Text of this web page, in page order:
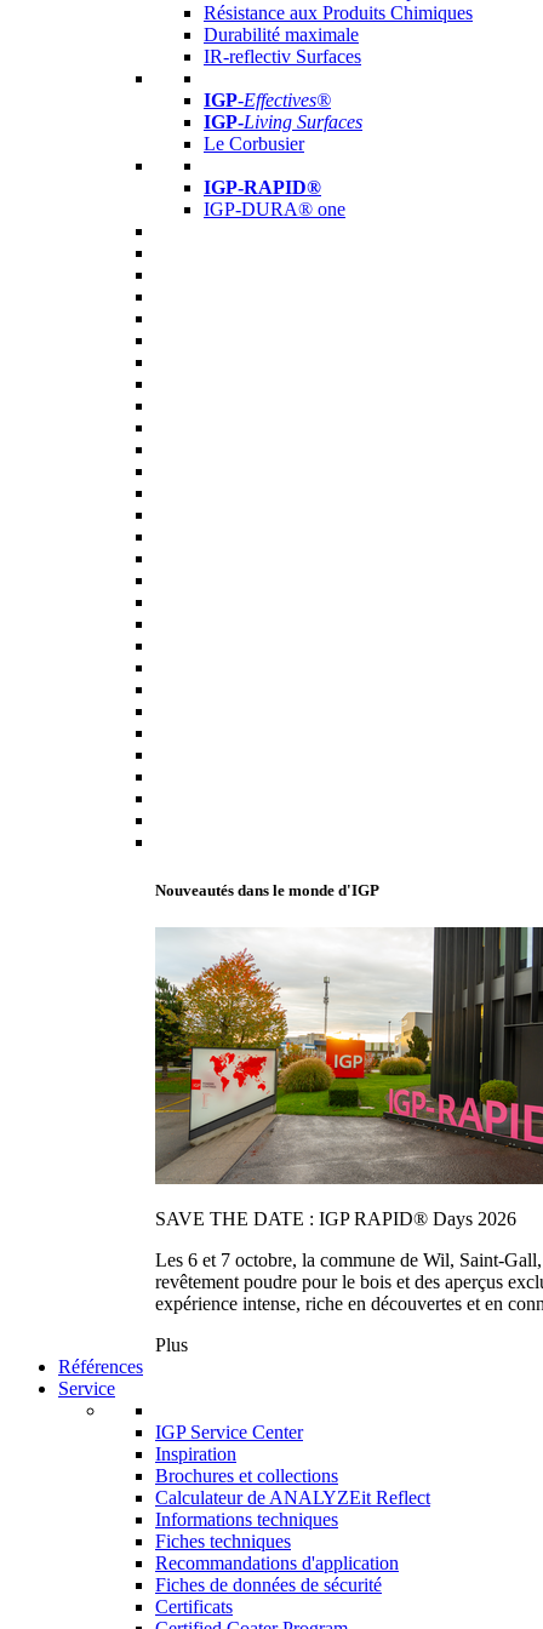
Résistance aux Produits Chimiques
Durabilité maximale
IR-reflectiv Surfaces
IGP-Effectives®
IGP-Living Surfaces
Le Corbusier
IGP-RAPID®
IGP-DURA® one
Nouveautés dans le monde d'IGP
SAVE THE DATE : IGP RAPID® Days 2026
Les 6 et 7 octobre, la commune de Wil, Saint-
revêtement poudre pour le bois et des aperçus
expérience intense, riche en découvertes et en
Plus
Références
Service
IGP Service Center
Inspiration
Brochures et collections
Calculateur de ANALYZEit Reflect
Informations techniques
Fiches techniques
Recommandations d'application
Fiches de données de sécurité
Certificats